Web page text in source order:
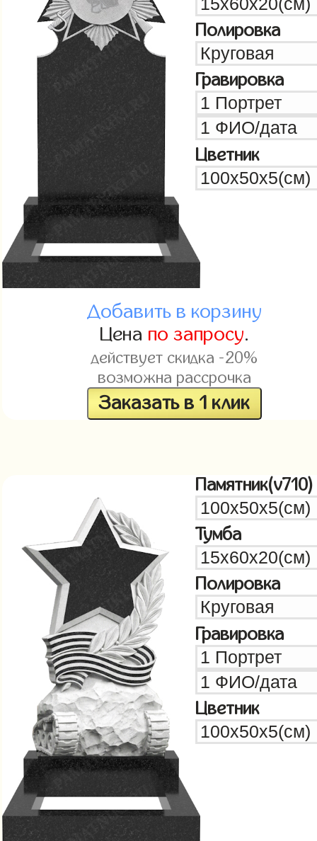
Полировка
Гравировка
Цветник
Добавить в корзину
Цена по запросу.
действует скидка -20%
возможна рассрочка
Заказать в 1 клик
Памятник(v710)
Тумба
Полировка
Гравировка
Цветник